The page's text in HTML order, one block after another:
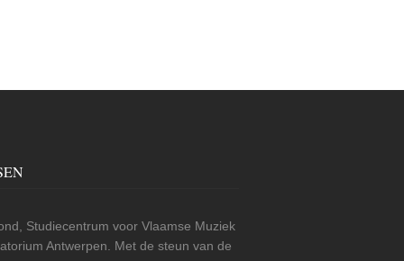
Studiecentrum voor Vlaamse Muziek
Antwerpen. Met de steun van de